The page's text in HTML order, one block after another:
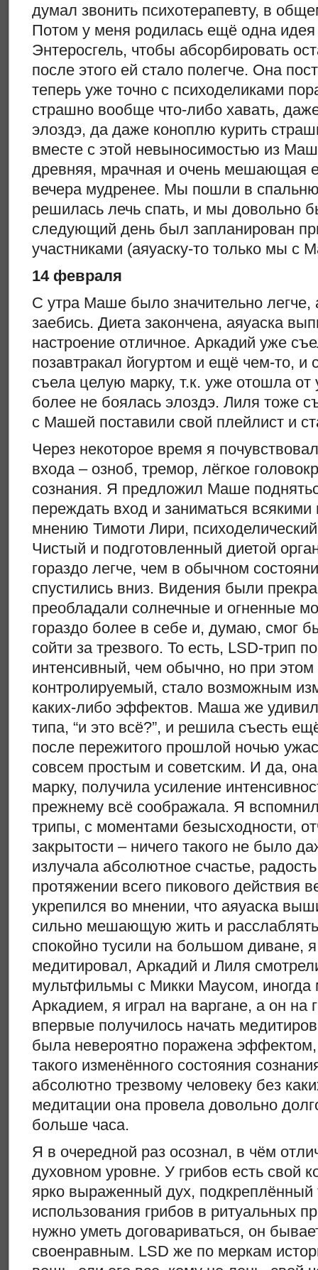
думал звонить психотерапевту, в
Потом у меня родилась ещё одна
Энтеросгель, чтобы абсорбировать
после этого ей стало полегче. Она
теперь уже точно с психоделиками
страшно вообще что-либо хавать,
элоздэ, да даже коноплю курить
вместе с этой невыносимостью из
древняя, мрачная и очень мешающая
вечера мудренее. Мы пошли в
решилась лечь спать, и мы довольно
следующий день был запланирован
участниками (аяуаску-то только мы с
14 февраля
С утра Маше было значительно
заебись. Диета закончена, аяуаска
настроение отличное. Аркадий уже
позавтракал йогуртом и ещё чем-то,
съела целую марку, т.к. уже отошла
более не боялась элоздэ. Лиля тоже
с Машей поставили свой плейлист и
Через некоторое время я
входа – озноб, тремор, лёгкое
сознания. Я предложил Маше
переждать вход и заниматься
мнению Тимоти Лири,
Чистый и подготовленный диетой
гораздо легче, чем в обычном
спустились вниз. Видения были
преобладали солнечные и огненные
гораздо более в себе и, думаю, смог
сойти за трезвого. То есть, LSD-трип
интенсивный, чем обычно, но при
контролируемый, стало возможным
каких-либо эффектов. Маша же
типа, “и это всё?”, и решила съесть
после пережитого прошлой ночью
совсем простым и советским. И да,
марку, получила усиление
прежнему всё соображала. Я
трипы, с моментами безысходности,
закрытости – ничего такого не было
излучала абсолютное счастье,
протяжении всего пикового действия
укрепился во мнении, что аяуаска
сильно мешающую жить и
спокойно тусили на большом диване,
медитировал, Аркадий и Лиля
мультфильмы с Микки Маусом,
Аркадием, я играл на варгане, а он
впервые получилось начать
была невероятно поражена
такого изменённого состояния
абсолютно трезвому человеку без
медитации она провела довольно
больше часа.
Я в очередной раз осознал, в чём
духовном уровне. У грибов есть свой
ярко выраженный дух, подкреплённый
использования грибов в ритуальных
нужно уметь договариваться, он
своенравным. LSD же по меркам